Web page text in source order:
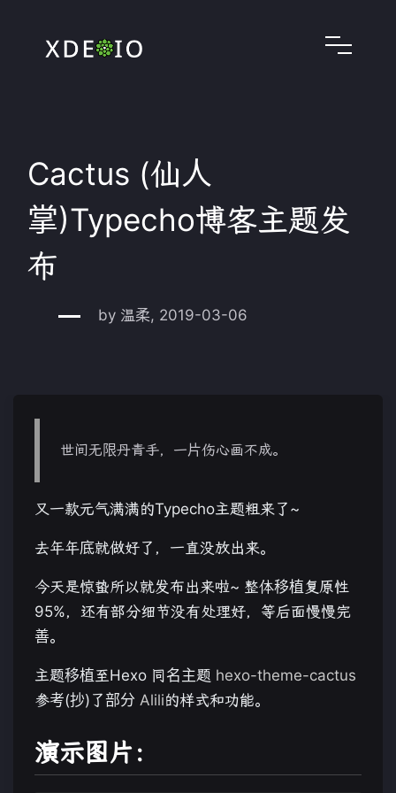
Cactus (仙人
掌)Typecho博客主题发
布
by 温柔, 2019-03-06
世间无限丹青手，一片伤心画不成。
又一款元气满满的Typecho主题粗来了~
去年年底就做好了，一直没放出来。
今天是惊蛰所以就发布出来啦~ 整体移植复原性
95%，还有部分细节没有处理好，等后面慢慢完
善。
主题移植至Hexo 同名主题 hexo-theme-cactus
参考(抄)了部分 Alili的样式和功能。
演示图片：